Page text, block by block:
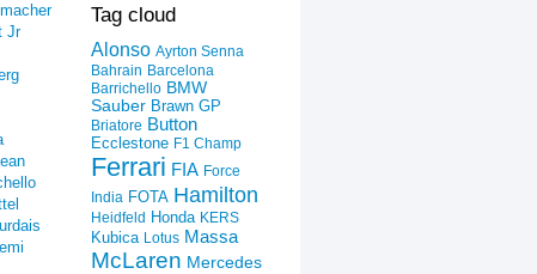
Jr
Tag cloud
Alonso Ayrton Senna
Bahrain Barcelona
Barrichello BMW
Sauber Brawn GP
Briatore Button
Ecclestone F1 Champ
Ferrari FIA Force
India FOTA Hamilton
Heidfeld Honda KERS
Kubica Lotus Massa
McLaren Mercedes